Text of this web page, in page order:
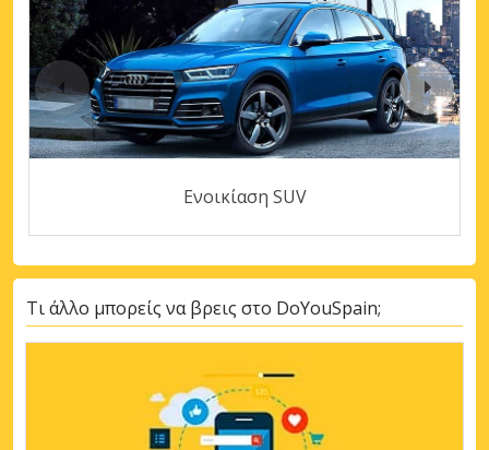
Ενοικίαση SUV
Τι άλλο μπορείς να βρεις στο DoYouSpain;